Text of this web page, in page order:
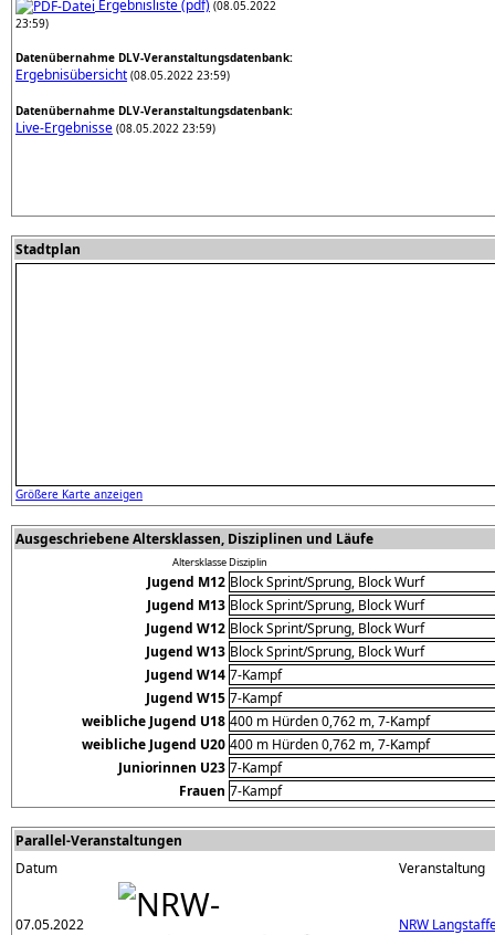
Ergebnisliste (pdf) (08.05.2022
23:59)
Datenübernahme DLV-Veranstaltungsdatenbank:
Ergebnisübersicht (08.05.2022 23:59)
Datenübernahme DLV-Veranstaltungsdatenbank:
Live-Ergebnisse (08.05.2022 23:59)
Stadtplan
Größere Karte anzeigen
Ausgeschriebene Altersklassen, Disziplinen und Läufe
AltersklasseDisziplin
Jugend M12 Block Sprint/Sprung, Block Wurf
Jugend M13 Block Sprint/Sprung, Block Wurf
Jugend W12 Block Sprint/Sprung, Block Wurf
Jugend W13 Block Sprint/Sprung, Block Wurf
Jugend W14 7-Kampf
Jugend W15 7-Kampf
weibliche Jugend U18 400 m Hürden 0,762 m, 7-Kampf
weibliche Jugend U20 400 m Hürden 0,762 m, 7-Kampf
Juniorinnen U23 7-Kampf
Frauen 7-Kampf
Parallel-Veranstaltungen
Datum
Veranstaltung
07.05.2022 NRW